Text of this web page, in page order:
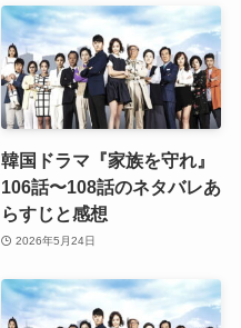
韓国ドラマ『家族を守れ』
106話〜108話のネタバレあ
らすじと感想
2026年5月24日